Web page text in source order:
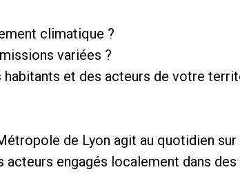
climatique ?
variées ?
habitants et des acteurs de votre
de Lyon agit au quotidien
acteurs engagés localement dans